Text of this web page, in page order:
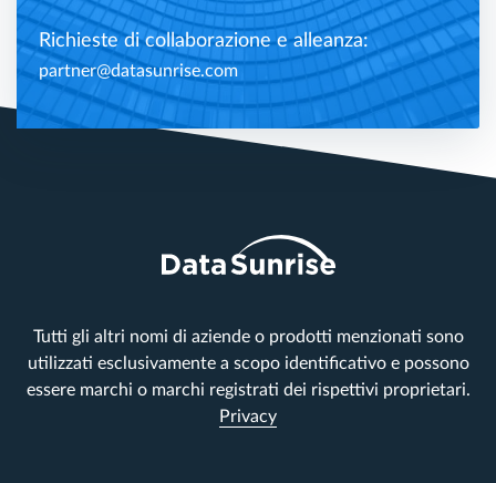
Richieste di collaborazione e alleanza:
partner@datasunrise.com
Tutti gli altri nomi di aziende o prodotti menzionati sono
utilizzati esclusivamente a scopo identificativo e possono
essere marchi o marchi registrati dei rispettivi proprietari.
Privacy